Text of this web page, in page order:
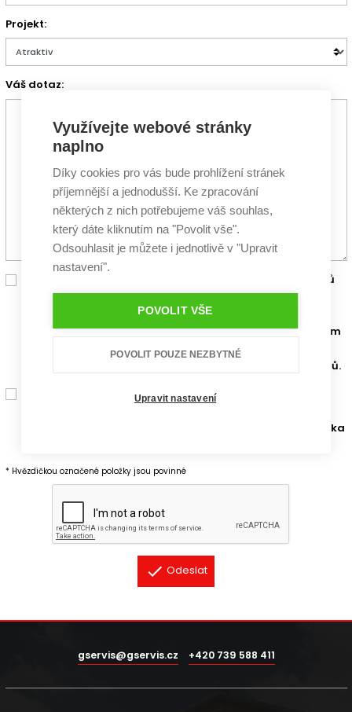
Projekt:
Váš dotaz:
Chci, aby se o mě postarali výrobci stavebních materiálů
a nabídli mi nejlepší cenu a podporu pro stavbu mého
vysněného domu. Zaškrtnutím políčka tedy souhlasím
se zpracováním výše zadaných osobních údajů za účelem
partnerským společnostemG SERVIS CZ, jejichž
materiály jsou zapracovány do projektů rodinných domů.
Chci dostávat zdarma vstupenky na veletrhy, výhodné
a zajímavé informace ze stavebnictví. Zaškrtnutím políčka
* Hvězdičkou označené položky jsou povinné
Odeslat
gservis@gservis.cz +420 739 588 411
Využívejte webové stránky
naplno
Díky cookies pro vás bude prohlížení stránek
příjemnější a jednodušší. Ke zpracování
některých z nich potřebujeme váš souhlas,
který dáte kliknutím na "Povolit vše".
Odsouhlasit je můžete i jednotlivě v "Upravit
nastavení".
POVOLIT VŠE
POVOLIT POUZE NEZBYTNÉ
Upravit nastavení